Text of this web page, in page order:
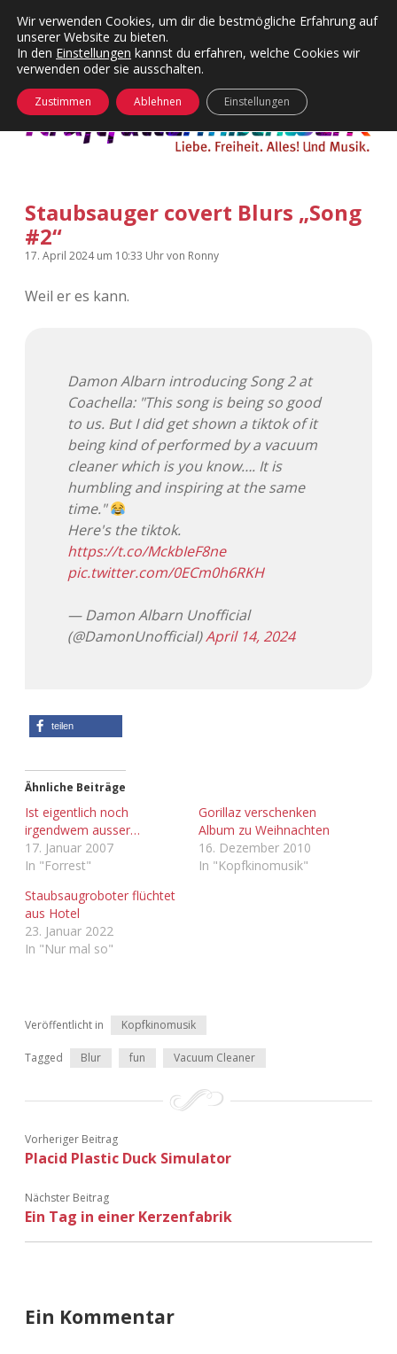
Kategorien
Menü
24 Hours Chilling
Die Wende
KFMW-Disco
kfmw.stuff
Täglicher Sinnwahn
Visuelles
Wandnotizen
KFMW-Disco
Dates
Contact
Adventskalender
Adventskalender 2010
Adventskalender 2012
Adventskalender 2013
Adventskalender 2014
Adventskalender 2016
Adventskalender 2018
Adventskalender 2021
Adventskalender 2022
Adventskalender 2023
Adventskalender 2024
öffnen
Staubsauger covert Blurs „Song
#2“
17. April 2024um 10:33 Uhrvon Ronny
Weil er es kann.
Damon Albarn introducing Song 2 at
Coachella: "This song is being so good
to us. But I did get shown a tiktok of it
being kind of performed by a vacuum
cleaner which is you know…. It is
humbling and inspiring at the same
time."
Here's the tiktok.
https://t.co/MckbIeF8ne
pic.twitter.com/0ECm0h6RKH
— Damon Albarn Unofficial
(@DamonUnofficial)April 14, 2024
teilen
Ähnliche Beiträge
Ist eigentlich noch
irgendwem ausser…
17. Januar 2007
In "Forrest"
Gorillaz verschenken
Album zu Weihnachten
16. Dezember 2010
In "Kopfkinomusik"
Staubsaugroboter flüchtet
aus Hotel
23. Januar 2022
In "Nur mal so"
Veröffentlicht in Kopfkinomusik
Tagged Blur fun Vacuum Cleaner
Vorheriger Beitrag
Placid Plastic Duck Simulator
Nächster Beitrag
Ein Tag in einer Kerzenfabrik
Ein Kommentar
Wir verwenden Cookies, um dir die bestmögliche Erfahrung auf
unserer Website zu bieten.
In den Einstellungen kannst du erfahren, welche Cookies wir
verwenden oder sie ausschalten.
Zustimmen Ablehnen Einstellungen